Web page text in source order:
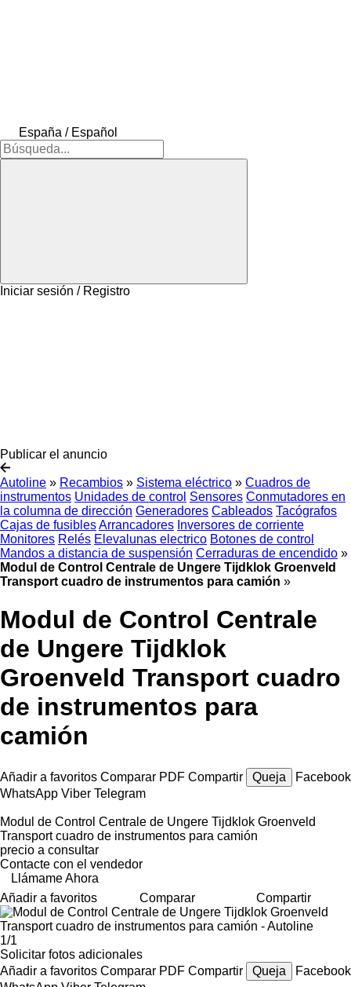
España / Español
Iniciar sesión / Registro
Publicar el anuncio
Autoline » Recambios » Sistema eléctrico » Cuadros de
instrumentos Unidades de control Sensores Conmutadores en
la columna de dirección Generadores Cableados Tacógrafos
Cajas de fusiblesArrancadores Inversores de corriente
Monitores Relés Elevalunas electrico Botones de control
Mandos a distancia de suspensión Cerraduras de encendido »
Modul de Control Centrale de Ungere Tijdklok Groenveld
Transport cuadro de instrumentos para camión »
Modul de Control Centrale
de Ungere Tijdklok
Groenveld Transport cuadro
de instrumentos para
camión
Añadir a favoritos Comparar PDF Compartir Queja
Facebook
WhatsApp Viber Telegram
Modul de Control Centrale de Ungere Tijdklok Groenveld
Transport cuadro de instrumentos para camión
precio a consultar
Contacte con el vendedor
Llámame Ahora
Añadir a favoritos
Comparar Compartir
1/1
Solicitar fotos adicionales
Añadir a favoritos Comparar PDF Compartir Queja
Facebook